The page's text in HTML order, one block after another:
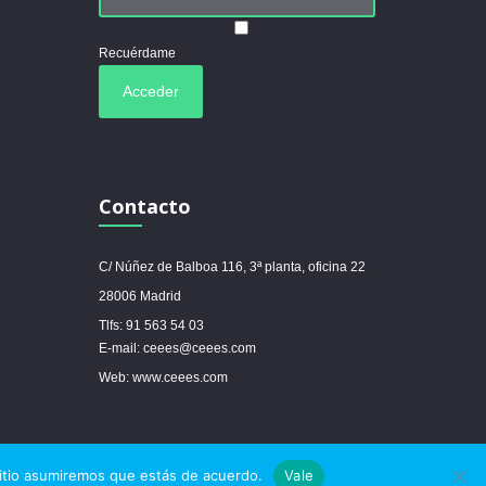
Recuérdame
Contacto
C/ Núñez de Balboa 116, 3ª planta, oficina 22
28006 Madrid
Tlfs: 91 563 54 03
E-mail: ceees@ceees.com
Web: www.ceees.com
asumiremos que estás de acuerdo. Vale